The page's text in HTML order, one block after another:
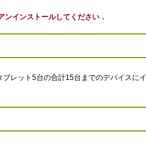
インストールしてください．
ブレット 5台の合計15台までのデバイスにイ